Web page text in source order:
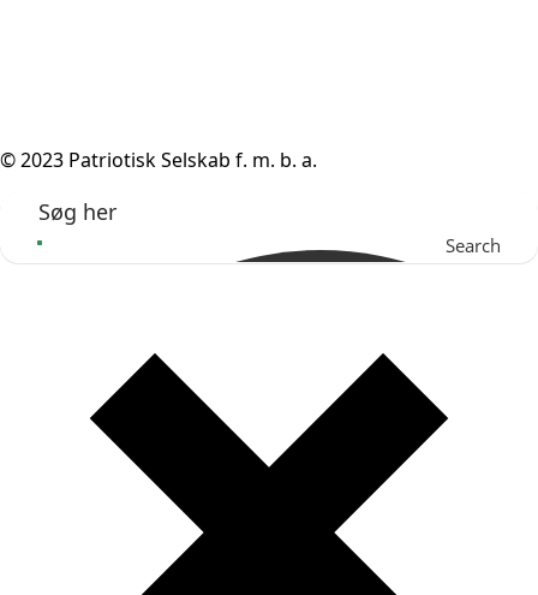
© 2023 Patriotisk Selskab f. m. b. a.
Search